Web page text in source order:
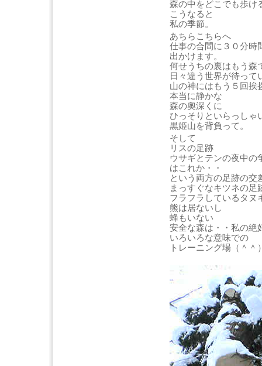
森の中をどこでも歩け
こうなると
私の季節。
あちらこちらへ
仕事の合間に３０分時
出かけます。
何せうちの裏はもう森
日々違う世界が待って
山の神にはもう５回挨
本当に静かな
森の奧深くに
ひっそりといらっしゃ
黒姫山を背負って。
そして
リスの足跡
ウサギとテンの夜中の
はこれか・・
という両方の足跡の交
まっすぐなキツネの足
フラフラしているタヌ
熊は居ないし
蜂もいない
安全な森は・・私の絶
いろいろな意味での
トレーニング場（＾＾